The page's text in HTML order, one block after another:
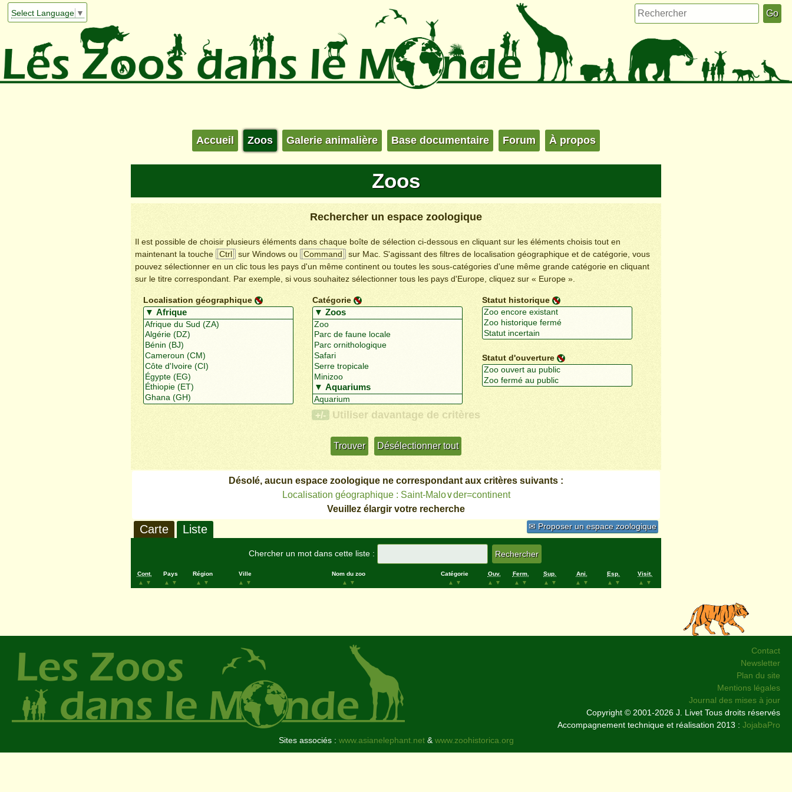
Select Language ▼
Accueil Zoos Galerie animalière Base documentaire Forum À propos
Zoos
Rechercher un espace zoologique
Il est possible de choisir plusieurs éléments dans chaque boîte de sélection ci-dessous en cliquant sur les éléments choisis tout en
maintenant la touche
Ctrl sur Windows ou Command
sur Mac. S'agissant des filtres de localisation géographique et de catégorie, vous
pouvez sélectionner en un clic tous les pays d'un même continent ou toutes les sous-catégories d'une même grande catégorie en cliquant
sur le titre correspondant. Par exemple, si vous souhaitez sélectionner tous les pays d'Europe, cliquez sur « Europe ».
Localisation géographique Catégorie Statut historique
Statut d'ouverture
+/- Utiliser davantage de critères
Désolé, aucun espace zoologique ne correspondant aux critères suivants :
Localisation géographique : Saint-Malo∨der=continent
Veuillez élargir votre recherche
✉ Proposer un espace zoologique
Carte Liste
Chercher un mot dans cette liste :
Cont.
▲
▼
Pays
▲
▼
Région
▲
▼
Ville
▲
▼
Nom du zoo
▲
▼
Catégorie
▲
▼
Ouv.
▲
▼
Ferm.
▲
▼
Sup.
▲
▼
Ani.
▲
▼
Esp.
▲
▼
Visit.
▲
▼
Contact
Newsletter
Plan du site
Mentions légales
Journal des mises à jour
Copyright © 2001-2026 J. Livet Tous droits réservés
Accompagnement technique et réalisation 2013 : JojabaPro
Sites associés : www.asianelephant.net&www.zoohistorica.org